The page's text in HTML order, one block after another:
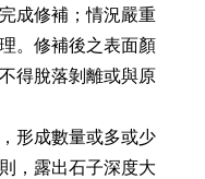
成修補；情況嚴重
。修補後之表面顏
得脫落剝離或與原
形成數量或多或少
，露出石子深度大